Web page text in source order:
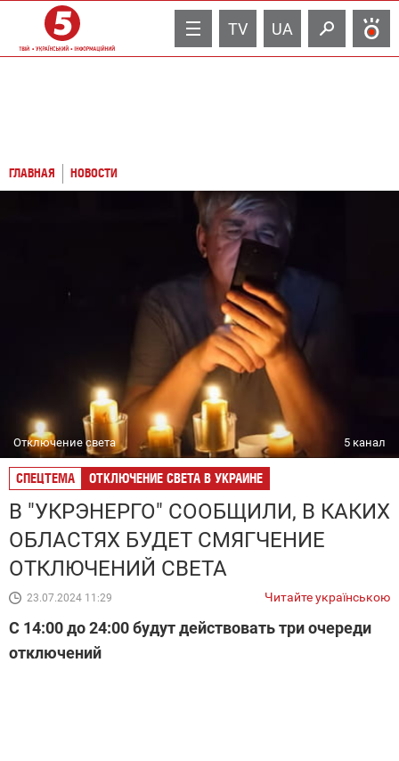
TV UA
ГЛАВНАЯ НОВОСТИ
Отключение света 5 канал
СПЕЦТЕМА ОТКЛЮЧЕНИЕ СВЕТА В УКРАИНЕ
В "УКРЭНЕРГО" СООБЩИЛИ, В КАКИХ
ОБЛАСТЯХ БУДЕТ СМЯГЧЕНИЕ
ОТКЛЮЧЕНИЙ СВЕТА
23.07.2024 11:29 Читайте українською
С 14:00 до 24:00 будут действовать три очереди
отключений